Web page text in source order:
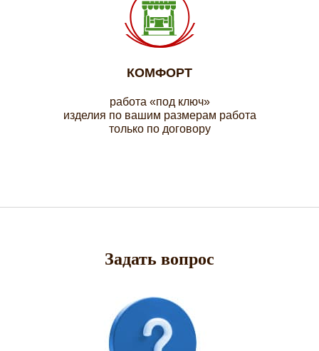
КОМФОРТ
работа «под ключ»
изделия по вашим размерам работа
только по договору
Задать вопрос